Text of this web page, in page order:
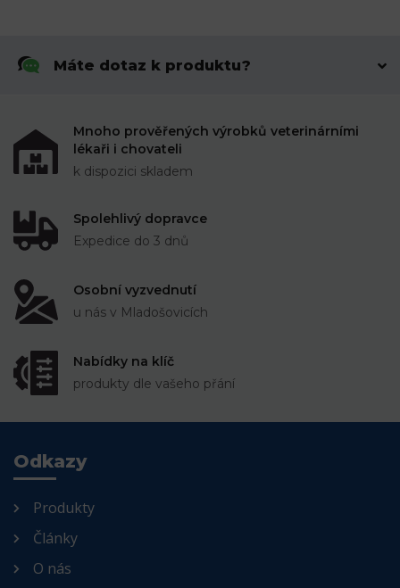
Máte dotaz k produktu?
Mnoho prověřených výrobků veterinárními
lékaři i chovateli
k dispozici skladem
Spolehlivý dopravce
Expedice do 3 dnů
Osobní vyzvednutí
u nás v Mladošovicích
Nabídky na klíč
produkty dle vašeho přání
Odkazy
Produkty
Články
O nás